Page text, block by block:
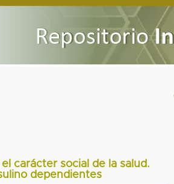
carácter social de la salud.
dependientes